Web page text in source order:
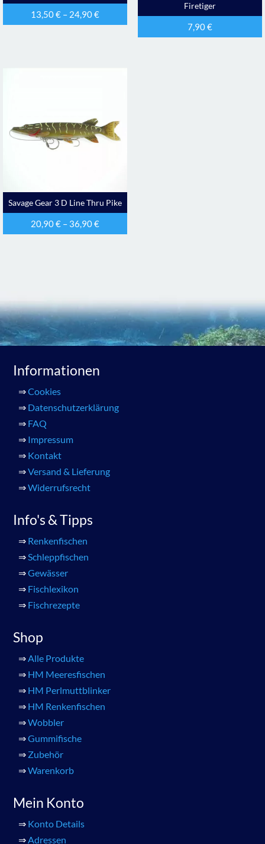
13,50€ – 24,90€
Firetiger
7,90€
Savage Gear 3 D Line Thru Pike
20,90€ – 36,90€
Informationen
⇒Cookies
⇒ Datenschutzerklärung
⇒ FAQ
⇒ Impressum
⇒ Kontakt
⇒Versand & Lieferung
⇒Widerrufsrecht
Info's & Tipps
⇒ Renkenfischen
⇒Schleppfischen
⇒Gewässer
⇒ Fischlexikon
⇒ Fischrezepte
Shop
⇒Alle Produkte
⇒ HM Meeresfischen
⇒ HM Perlmuttblinker
⇒ HM Renkenfischen
⇒Wobbler
⇒Gummifische
⇒ Zubehör
⇒Warenkorb
Mein Konto
⇒ Konto Details
⇒Adressen